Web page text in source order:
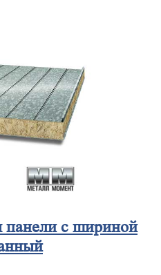
панели с шириной